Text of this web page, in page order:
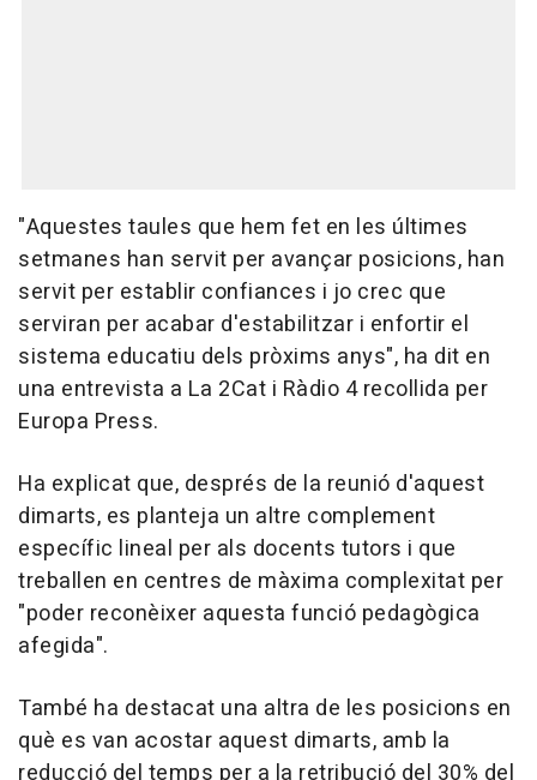
"Aquestes taules que hem fet en les últimes
setmanes han servit per avançar posicions, han
servit per establir confiances i jo crec que
serviran per acabar d'estabilitzar i enfortir el
sistema educatiu dels pròxims anys", ha dit en
una entrevista a La 2Cat i Ràdio 4 recollida per
Europa Press.
Ha explicat que, després de la reunió d'aquest
dimarts, es planteja un altre complement
específic lineal per als docents tutors i que
treballen en centres de màxima complexitat per
"poder reconèixer aquesta funció pedagògica
afegida".
També ha destacat una altra de les posicions en
què es van acostar aquest dimarts, amb la